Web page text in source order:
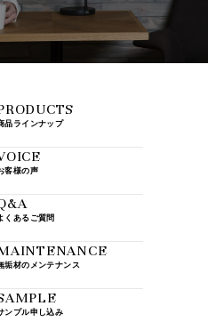
品ラインナップ
客様の声
くあるご質問
垢材のメンテナンス
ンプル申し込み